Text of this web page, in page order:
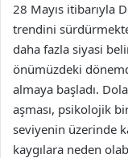
28 Mayıs itibarıyla
trendini
daha fazla siyasi
önümüzdeki
almaya başladı.
aşması, psikolojik
seviyenin üzerinde
kaygılara neden